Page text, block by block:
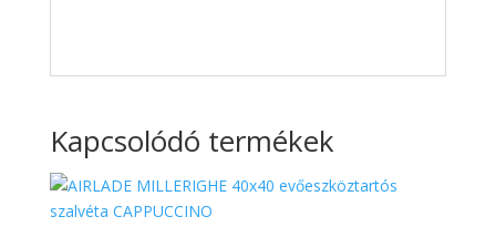
Kapcsolódó termékek